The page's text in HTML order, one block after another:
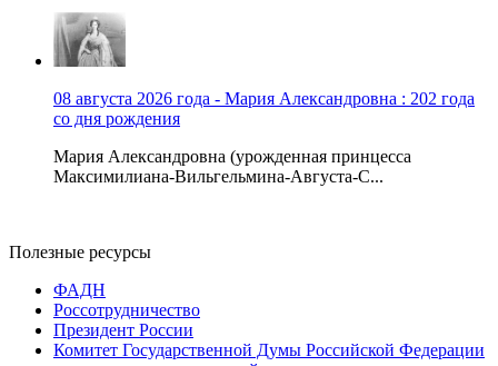
08 августа 2026 года - Мария Александровна : 202 года
со дня рождения
Мария Александровна (урожденная принцесса
Максимилиана-Вильгельмина-Августа-С...
Полезные ресурсы
ФАДН
Россотрудничество
Президент России
Комитет Государственной Думы Российской Федерации